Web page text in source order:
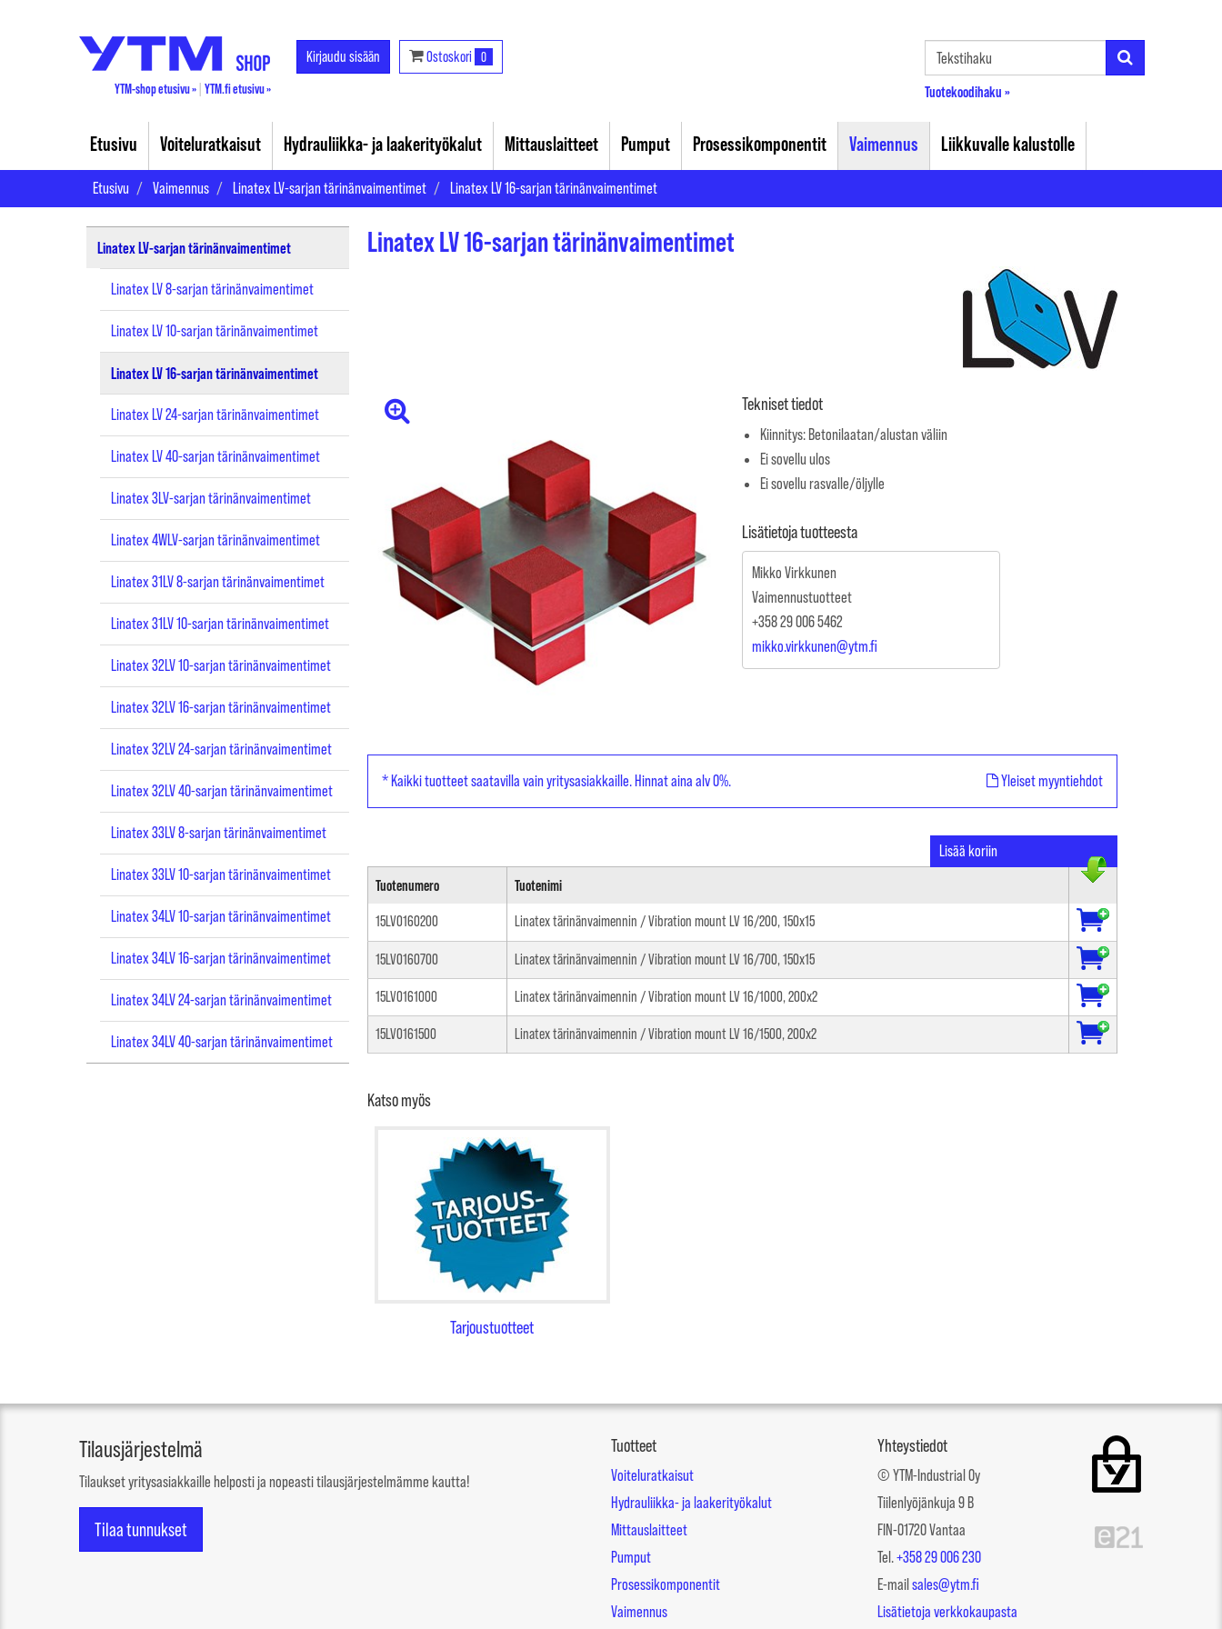
YTM-shop etusivu » YTM.fi etusivu »
Kirjaudu sisään Ostoskori 0
Tuotekoodihaku »
Etusivu Voiteluratkaisut Hydrauliikka- ja laakerityökalut Mittauslaitteet Pumput Prosessikomponentit Vaimennus Liikkuvalle kalustolle
Etusivu Vaimennus Linatex LV-sarjan tärinänvaimentimet Linatex LV 16-sarjan tärinänvaimentimet
Linatex LV 16-sarjan tärinänvaimentimet
Tekniset tiedot
Kiinnitys: Betonilaatan/alustan väliin
Ei sovellu ulos
Ei sovellu rasvalle/öljylle
Lisätietoja tuotteesta
Mikko Virkkunen
Vaimennustuotteet
+358 29 006 5462
mikko.virkkunen@ytm.fi
* Kaikki tuotteet saatavilla vain yritysasiakkaille. Hinnat aina alv 0%. Yleiset myyntiehdot
Lisää koriin
Tuotenumero Tuotenimi
15LV0160200 Linatex tärinänvaimennin / Vibration mount LV 16/200, 150x15
15LV0160700 Linatex tärinänvaimennin / Vibration mount LV 16/700, 150x15
15LV0161000 Linatex tärinänvaimennin / Vibration mount LV 16/1000, 200x2
15LV0161500 Linatex tärinänvaimennin / Vibration mount LV 16/1500, 200x2
Katso myös
Tarjoustuotteet
Linatex LV-sarjan tärinänvaimentimet
Linatex LV 8-sarjan tärinänvaimentimet
Linatex LV 10-sarjan tärinänvaimentimet
Linatex LV 16-sarjan tärinänvaimentimet
Linatex LV 24-sarjan tärinänvaimentimet
Linatex LV 40-sarjan tärinänvaimentimet
Linatex 3LV-sarjan tärinänvaimentimet
Linatex 4WLV-sarjan tärinänvaimentimet
Linatex 31LV 8-sarjan tärinänvaimentimet
Linatex 31LV 10-sarjan tärinänvaimentimet
Linatex 32LV 10-sarjan tärinänvaimentimet
Linatex 32LV 16-sarjan tärinänvaimentimet
Linatex 32LV 24-sarjan tärinänvaimentimet
Linatex 32LV 40-sarjan tärinänvaimentimet
Linatex 33LV 8-sarjan tärinänvaimentimet
Linatex 33LV 10-sarjan tärinänvaimentimet
Linatex 34LV 10-sarjan tärinänvaimentimet
Linatex 34LV 16-sarjan tärinänvaimentimet
Linatex 34LV 24-sarjan tärinänvaimentimet
Linatex 34LV 40-sarjan tärinänvaimentimet
Tilausjärjestelmä
Tilaukset yritysasiakkaille helposti ja nopeasti tilausjärjestelmämme kautta!
Tilaa tunnukset
Tuotteet
Voiteluratkaisut
Hydrauliikka- ja laakerityökalut
Mittauslaitteet
Pumput
Prosessikomponentit
Vaimennus
Yhteystiedot
© YTM-Industrial Oy
Tiilenlyöjänkuja 9 B
FIN-01720 Vantaa
Tel.+358 29 006 230
E-mail sales@ytm.fi
Lisätietoja verkkokaupasta